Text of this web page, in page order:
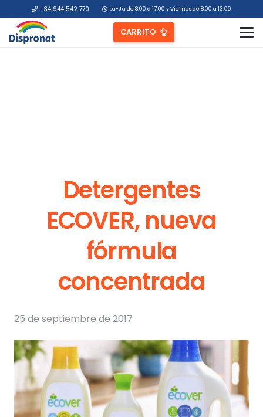
+34 944 542 770 Lu-Ju de 8:00 a 17:00 y Viernes de 8:00 a 13:00
CARRITO
Detergentes
ECOVER, nueva
fórmula
concentrada
25 de septiembre de 2017